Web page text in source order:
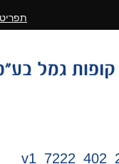
ממונה_ערכי_נכסים_20231031_v1_7222_402
תפריט